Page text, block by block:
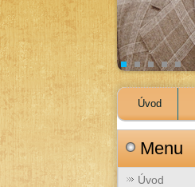
Úvod
Menu
Úvod